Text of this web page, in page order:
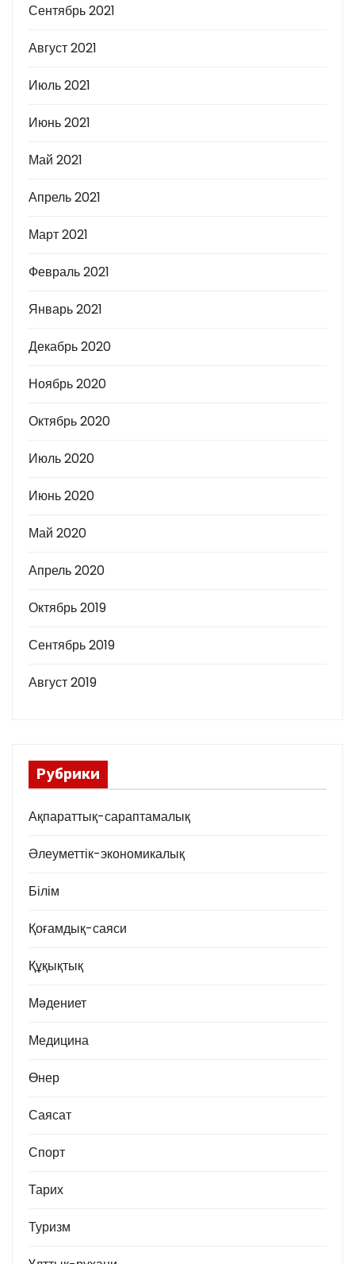
Сентябрь 2021
Август 2021
Июль 2021
Июнь 2021
Май 2021
Апрель 2021
Март 2021
Февраль 2021
Январь 2021
Декабрь 2020
Ноябрь 2020
Октябрь 2020
Июль 2020
Июнь 2020
Май 2020
Апрель 2020
Октябрь 2019
Сентябрь 2019
Август 2019
Рубрики
Ақпараттық-сараптамалық
Әлеуметтік-экономикалық
Білім
Қоғамдық-саяси
Құқықтық
Мәдениет
Медицина
Өнер
Саясат
Спорт
Тарих
Туризм